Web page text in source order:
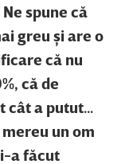
spune că
greu şi are o
că nu
că de
cât a putut...
un om
a făcut